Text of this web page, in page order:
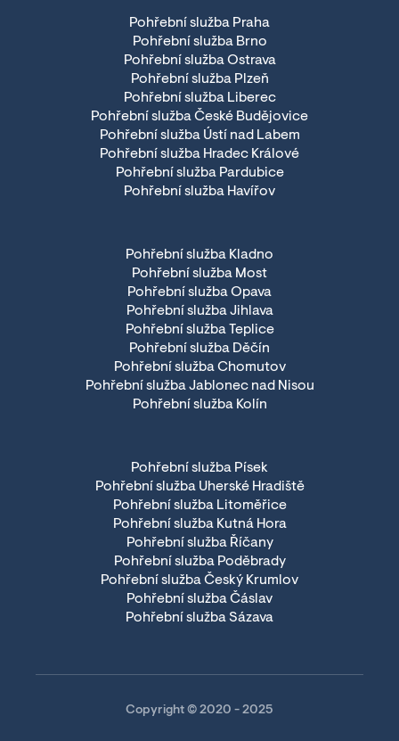
Pohřební služba Praha
Pohřební služba Brno
Pohřební služba Ostrava
Pohřební služba Plzeň
Pohřební služba Liberec
Pohřební služba České Budějovice
Pohřební služba Ústí nad Labem
Pohřební služba Hradec Králové
Pohřební služba Pardubice
Pohřební služba Havířov
Pohřební služba Kladno
Pohřební služba Most
Pohřební služba Opava
Pohřební služba Jihlava
Pohřební služba Teplice
Pohřební služba Děčín
Pohřební služba Chomutov
Pohřební služba Jablonec nad Nisou
Pohřební služba Kolín
Pohřební služba Písek
Pohřební služba Uherské Hradiště
Pohřební služba Litoměřice
Pohřební služba Kutná Hora
Pohřební služba Říčany
Pohřební služba Poděbrady
Pohřební služba Český Krumlov
Pohřební služba Čáslav
Pohřební služba Sázava
Copyright © 2020 - 2025